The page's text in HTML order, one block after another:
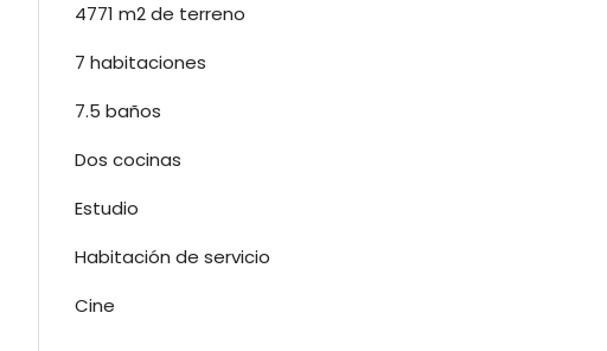
4771 m2 de terreno
7 habitaciones
7.5 baños
Dos cocinas
Estudio
Habitación de servicio
Cine